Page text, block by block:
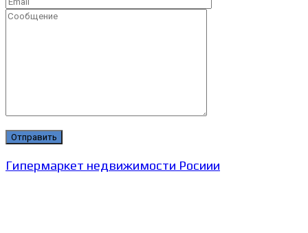
Гипермаркет недвижимости Росиии